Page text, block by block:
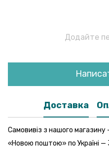
Додайте
Доставка
Самовивіз з нашого
«Новою поштою» по Україні —